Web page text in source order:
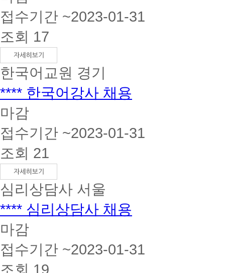
접수기간 ~2023-01-31
조회 17
한국어교원 경기
**** 한국어강사 채용
마감
접수기간 ~2023-01-31
조회 21
심리상담사 서울
**** 심리상담사 채용
마감
접수기간 ~2023-01-31
조회 19